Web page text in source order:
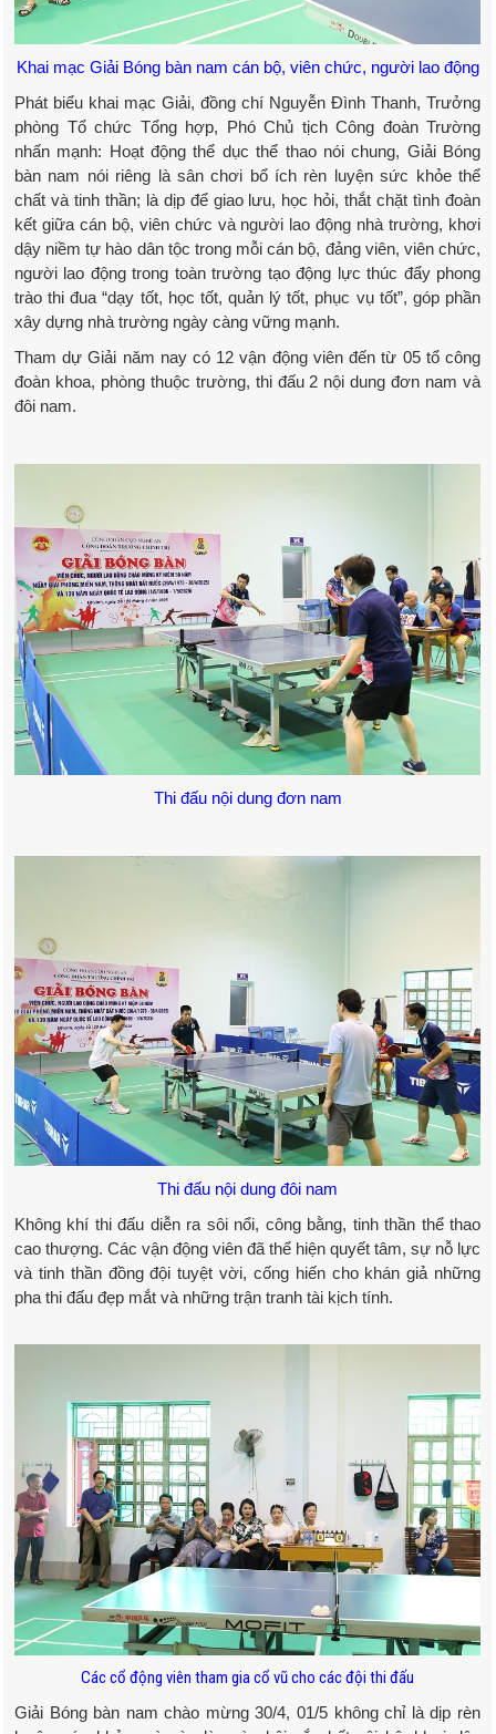
Khai mạc Giải Bóng bàn nam cán bộ, viên chức, người lao động
Phát biểu khai mạc Giải, đồng chí Nguyễn Đình Thanh, Trưởng
phòng Tổ chức Tổng hợp, Phó Chủ tịch Công đoàn Trường
nhấn mạnh: Hoạt động thể dục thể thao nói chung, Giải Bóng
bàn nam nói riêng là sân chơi bổ ích rèn luyện sức khỏe thể
chất và tinh thần; là dịp để giao lưu, học hỏi, thắt chặt tình đoàn
kết giữa cán bộ, viên chức và người lao động nhà trường, khơi
dậy niềm tự hào dân tộc trong mỗi cán bộ, đảng viên, viên chức,
người lao động trong toàn trường tạo động lực thúc đẩy phong
trào thi đua “dạy tốt, học tốt, quản lý tốt, phục vụ tốt”, góp phần
xây dựng nhà trường ngày càng vững mạnh.
Tham dự Giải năm nay có 12 vận động viên đến từ 05 tổ công
đoàn khoa, phòng thuộc trường, thi đấu 2 nội dung đơn nam và
đôi nam.
Thi đấu nội dung đơn nam
Thi đấu nội dung đôi nam
Không khí thi đấu diễn ra sôi nổi, công bằng, tinh thần thể thao
cao thượng. Các vận động viên đã thể hiện quyết tâm, sự nỗ lực
và tinh thần đồng đội tuyệt vời, cống hiến cho khán giả những
pha thi đấu đẹp mắt và những trận tranh tài kịch tính.
Các cổ động viên tham gia cổ vũ cho các đội thi đấu
Giải Bóng bàn nam chào mừng 30/4, 01/5 không chỉ là dịp rèn